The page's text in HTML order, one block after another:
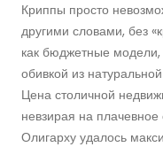
Криппы просто
другими словами, без
как бюджетные
обивкой из
Цена столичной
невзирая на плачевное
Олигарху удалось